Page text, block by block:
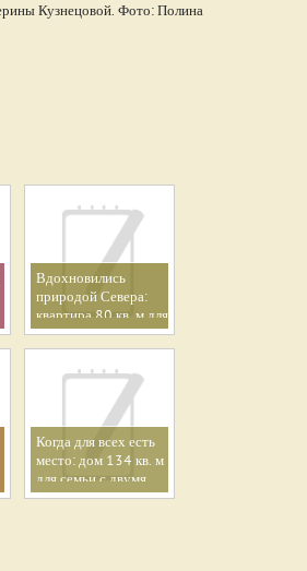
Кузнецовой. Фото: Полина
Вдохновились
природой Севера:
квартира 80 кв. м для
пары, жившей за
Полярным кругом
Когда для всех есть
место: дом 134 кв. м
для семьи с двумя
детьми